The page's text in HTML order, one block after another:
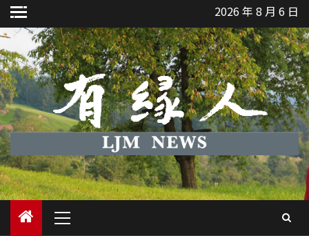
Skip
to
content
2026 年 8 月 6 日
Menu